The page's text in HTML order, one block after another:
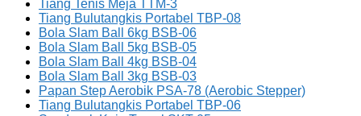
Tiang Tenis Meja TTM-3
Tiang Bulutangkis Portabel TBP-08
Bola Slam Ball 6kg BSB-06
Bola Slam Ball 5kg BSB-05
Bola Slam Ball 4kg BSB-04
Bola Slam Ball 3kg BSB-03
Papan Step Aerobik PSA-78 (Aerobic Stepper)
Tiang Bulutangkis Portabel TBP-06